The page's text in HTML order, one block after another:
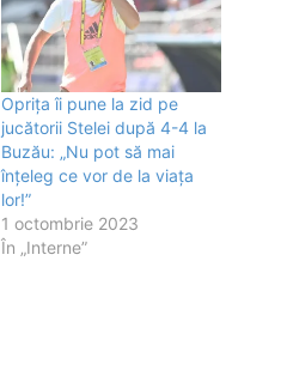
Oprița îi pune la zid pe
jucătorii Stelei după 4-4 la
Buzău: „Nu pot să mai
înțeleg ce vor de la viața
lor!”
1 octombrie 2023
În „Interne”